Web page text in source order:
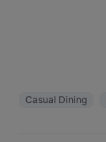
Casual Dining